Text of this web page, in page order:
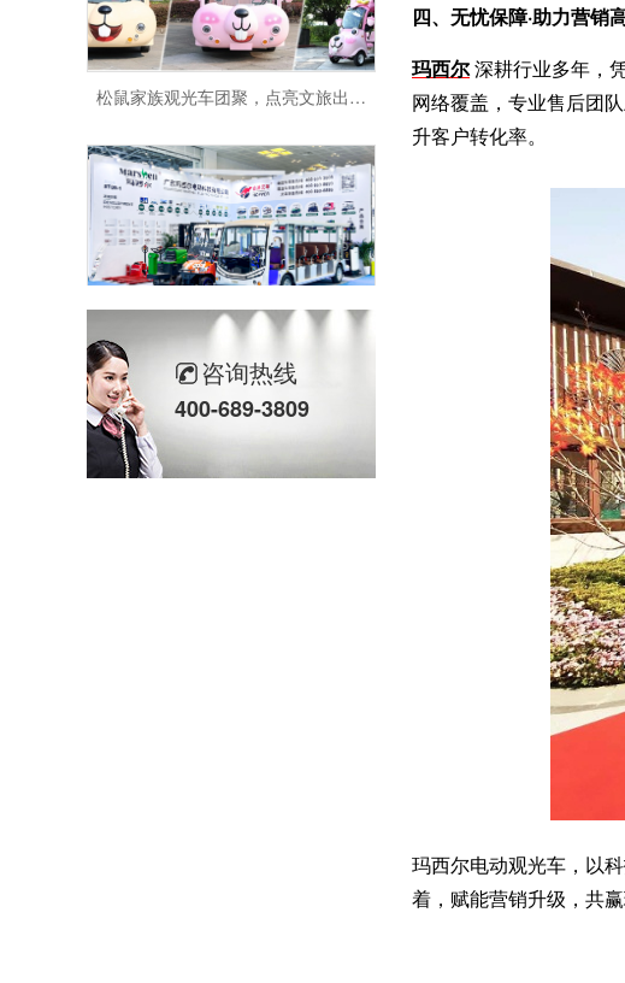
四、无忧保障·助力营销
玛西尔深耕行业多年，
网络覆盖，专业售后团
升客户转化率。
玛西尔电动观光车，以
着，赋能营销升级，共赢
松鼠家族观光车团聚，点亮文旅出行新风景
咨询热线
400-689-3809